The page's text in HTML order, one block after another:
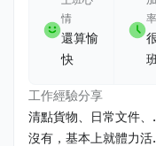
情
還算愉
快
率
工作經驗分享
清點貨物、日常文件、
沒有，基本上就體力活